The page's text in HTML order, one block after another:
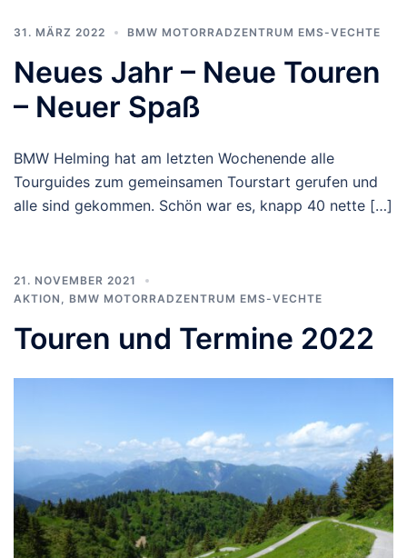
31. MÄRZ 2022 BMW MOTORRADZENTRUM EMS-VECHTE
Neues Jahr – Neue Touren
– Neuer Spaß
BMW Helming hat am letzten Wochenende alle
Tourguides zum gemeinsamen Tourstart gerufen und
alle sind gekommen. Schön war es, knapp 40 nette […]
21. NOVEMBER 2021
AKTION
BMW MOTORRADZENTRUM EMS-VECHTE
Touren und Termine 2022